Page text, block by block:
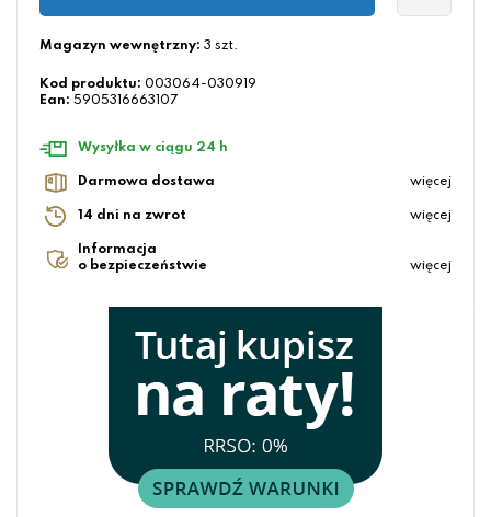
Magazyn wewnętrzny: 3 szt.
Kod produktu: 003064-030919
Ean: 5905316663107
Wysyłka w ciągu 24 h
Darmowa dostawa więcej
14 dni na zwrot więcej
Informacja
o bezpieczeństwie
więcej